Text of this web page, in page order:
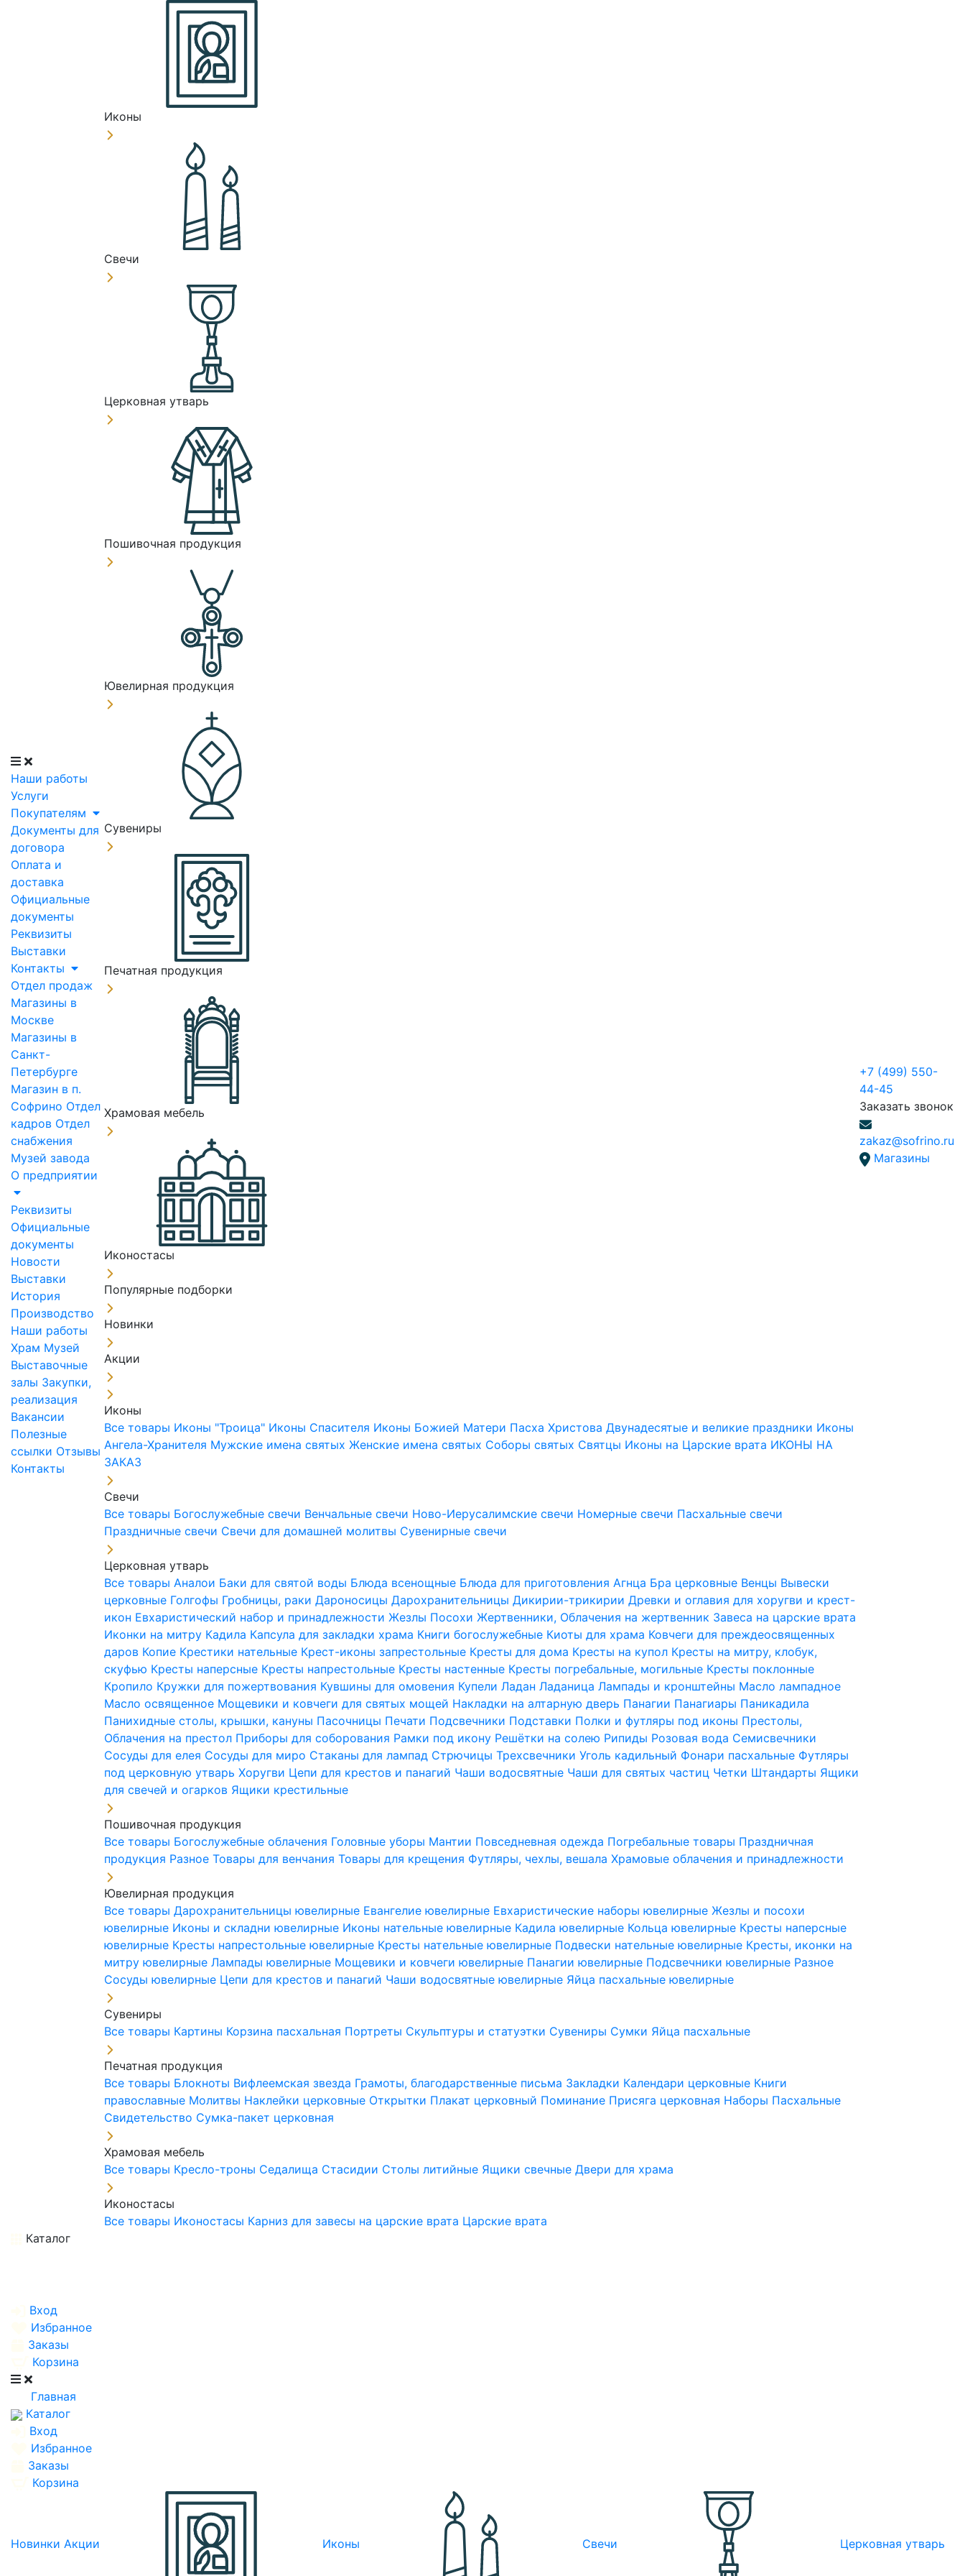
Наши работы
Услуги
Покупателям
Документы для
договора
Оплата и
доставка
Официальные
документы
Реквизиты
Выставки
Контакты
Отдел продаж
Магазины в
Москве
Магазины в
Санкт-
Петербурге
Магазин в п.
Софрино Отдел
кадров Отдел
снабжения
Музей завода
О предприятии
Реквизиты
Официальные
документы
Новости
Выставки
История
Производство
Наши работы
Храм Музей
Выставочные
залы Закупки,
реализация
Вакансии
Полезные
ссылки Отзывы
Контакты
Иконы
Свечи
Церковная утварь
Пошивочная продукция
Ювелирная продукция
Сувениры
Печатная продукция
Храмовая мебель
Иконостасы
Популярные подборки
Новинки
Акции
Иконы
Все товары Иконы "Троица" Иконы Спасителя Иконы Божией Матери Пасха ХристоваДвунадесятые и великие праздники Иконы
Ангела-Хранителя Мужские имена святыхЖенские имена святых Соборы святых Святцы Иконы на Царские врата ИКОНЫ НА
ЗАКАЗ
Свечи
Все товары Богослужебные свечи Венчальные свечи Ново-Иерусалимские свечи Номерные свечи Пасхальные свечи
Праздничные свечи Свечи для домашней молитвы Сувенирные свечи
Церковная утварь
Все товарыАналои Баки для святой воды Блюда всенощные Блюда для приготовления Агнца Бра церковные Венцы Вывески
церковные Голгофы Гробницы, ракиДароносицыДарохранительницыДикирии-трикирииДревки и оглавия для хоругви и крест-
икон Евхаристический набор и принадлежностиЖезлы ПосохиЖертвенники, Облачения на жертвенник Завеса на царские врата
Иконки на митру Кадила Капсула для закладки храма Книги богослужебные Киоты для храма Ковчеги для преждеосвященных
даров Копие Крестики нательные Крест-иконы запрестольные Кресты для дома Кресты на купол Кресты на митру, клобук,
скуфью Кресты наперсные Кресты напрестольные Кресты настенные Кресты погребальные, могильные Кресты поклонные
Кропило Кружки для пожертвования Кувшины для омовения КупелиЛаданЛаданицаЛампады и кронштейны Масло лампадное
Масло освященное Мощевики и ковчеги для святых мощей Накладки на алтарную дверь Панагии Панагиары Паникадила
Панихидные столы, крышки, кануны Пасочницы Печати Подсвечники Подставки Полки и футляры под иконы Престолы,
Облачения на престол Приборы для соборования Рамки под икону Решётки на солею Рипиды Розовая вода Семисвечники
Сосуды для елея Сосуды для миро Стаканы для лампад СтрючицыТрехсвечникиУголь кадильный Фонари пасхальные Футляры
под церковную утварьХоругви Цепи для крестов и панагий Чаши водосвятные Чаши для святых частиц Четки Штандарты Ящики
для свечей и огарков Ящики крестильные
Пошивочная продукция
Все товары Богослужебные облачения Головные уборы Мантии Повседневная одежда Погребальные товары Праздничная
продукция РазноеТовары для венчанияТовары для крещения Футляры, чехлы, вешалаХрамовые облачения и принадлежности
Ювелирная продукция
Все товарыДарохранительницы ювелирные Евангелие ювелирные Евхаристические наборы ювелирныеЖезлы и посохи
ювелирные Иконы и складни ювелирные Иконы нательные ювелирные Кадила ювелирные Кольца ювелирные Кресты наперсные
ювелирные Кресты напрестольные ювелирные Кресты нательные ювелирные Подвески нательные ювелирные Кресты, иконки на
митру ювелирныеЛампады ювелирные Мощевики и ковчеги ювелирные Панагии ювелирные Подсвечники ювелирные Разное
Сосуды ювелирные Цепи для крестов и панагий Чаши водосвятные ювелирные Яйца пасхальные ювелирные
Сувениры
Все товары Картины Корзина пасхальная Портреты Скульптуры и статуэтки Сувениры Сумки Яйца пасхальные
Печатная продукция
Все товары Блокноты Вифлеемская звезда Грамоты, благодарственные письма Закладки Календари церковные Книги
православные Молитвы Наклейки церковные Открытки Плакат церковный Поминание Присяга церковная Наборы Пасхальные
Свидетельство Сумка-пакет церковная
Храмовая мебель
Все товары Кресло-троны Седалища Стасидии Столы литийные Ящики свечныеДвери для храма
Иконостасы
Все товары Иконостасы Карниз для завесы на царские врата Царские врата
+7 (499) 550-
44-45
Заказать звонок
zakaz@sofrino.ru
Магазины
Каталог
Вход
Избранное
Заказы
Корзина
Главная
Каталог
Вход
Избранное
Заказы
Корзина
Новинки Акции Иконы Свечи Церковная утварь